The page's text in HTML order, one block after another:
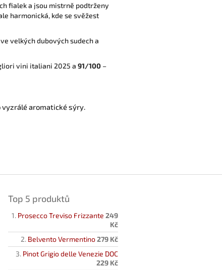
fialek a jsou mistrně podtrženy
harmonická, kde se svěžest
velkých dubových sudech a
vini italiani 2025 a 91/100 –
vyzrálé aromatické sýry.
Top 5 produktů
Prosecco Treviso Frizzante 249
Kč
Belvento Vermentino279 Kč
Pinot Grigio delle Venezie DOC
229 Kč